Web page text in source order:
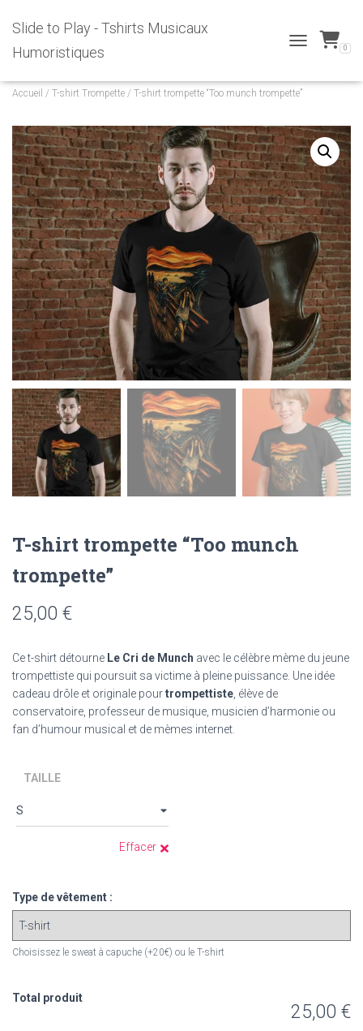
Slide to Play - Tshirts Musicaux
Humoristiques
G
G
E
N
A
V
I
G
A
T
N
0
Accueil / T-shirt Trompette / T-shirt trompette “Too munch trompette”
T-shirt trompette “Too munch
trompette”
25,00 €
Ce t-shirt détourne Le Cri de Munch avec le célèbre mème du jeune
trompettiste qui poursuit sa victime à pleine puissance. Une idée
cadeau drôle et originale pourtrompettiste, élève de
conservatoire, professeur de musique, musicien d’harmonie ou
fan d’humour musical et de mèmes internet.
TAILLE
Effacer
Type de vêtement :
Choisissez le sweat à capuche (+20€) ou le T-shirt
Total produit
25,00 €